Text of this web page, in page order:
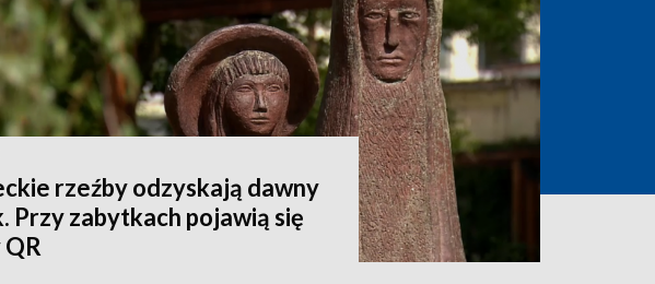
rzeźby odzyskają dawny
Przy zabytkach pojawią się